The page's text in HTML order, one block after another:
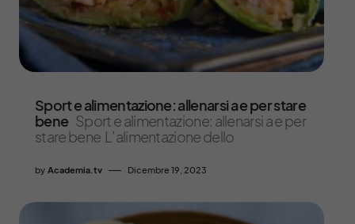
Sport e alimentazione: allenarsi a e per stare
bene Sport e alimentazione: allenarsi a e per
stare bene L’alimentazione dello
by Academia.tv Dicembre 19, 2023